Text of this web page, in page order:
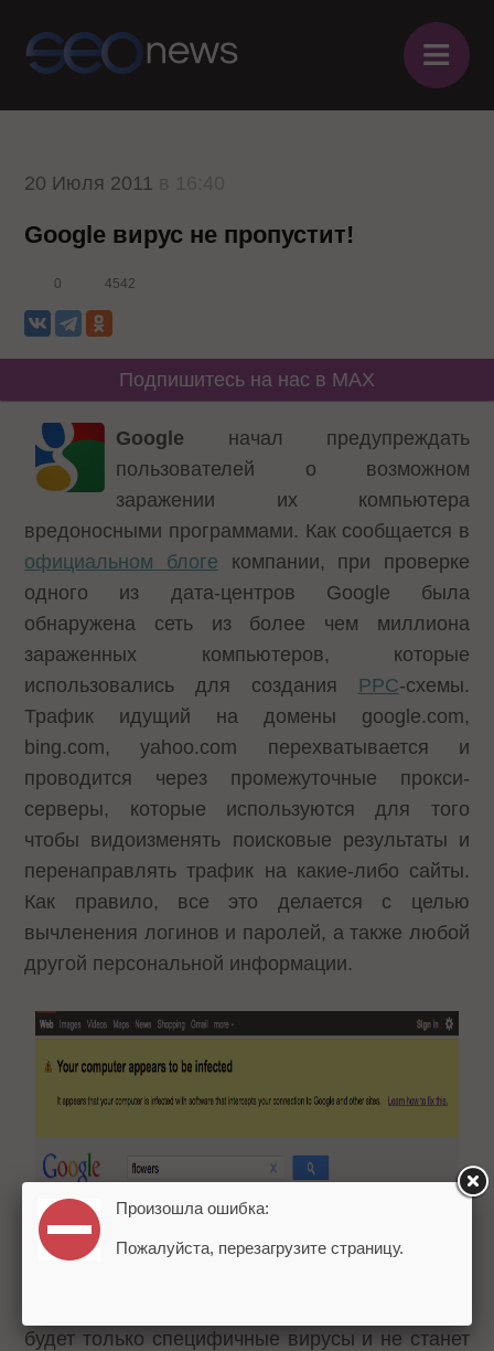
≡
20 Июля 2011
Google вирус не пропустит!
0 4542
Подпишитесь на нас в MAX
Google начал предупреждать
пользователей о возможном
заражении их компьютера
вредоносными программами. Как сообщается в
официальном блоге компании, при проверке
одного из дата-центров Google была
обнаружена сеть из более чем миллиона
зараженных компьютеров, которые
использовались для создания PPC-схемы.
Трафик идущий на домены google.com,
bing.com, yahoo.com перехватывается и
проводится через промежуточные прокси-
серверы, которые используются для того
чтобы видоизменять поисковые результаты и
перенаправлять трафик на какие-либо сайты.
Как правило, все это делается с целью
вычленения логинов и паролей, а также любой
другой персональной информации.
К счастью для пользователей Google может
будет только специфичные вирусы и не станет
Произошла ошибка:
Пожалуйста, перезагрузите страницу.